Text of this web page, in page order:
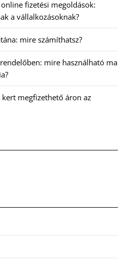
fizetési megoldások:
a vállalkozásoknak?
mire számíthatsz?
mire használható ma
megfizethető áron az